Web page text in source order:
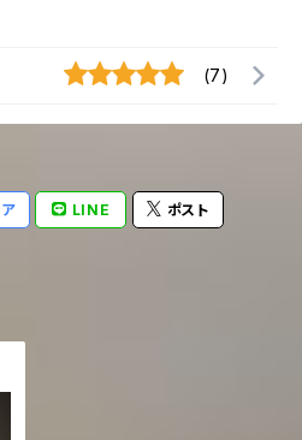
(7)
LINE ポスト